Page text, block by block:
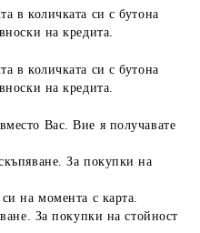
в количката си с бутона
на кредита.
в количката си с бутона
на кредита.
Вас. Вие я получавате
За покупки на
на момента с карта.
За покупки на стойност